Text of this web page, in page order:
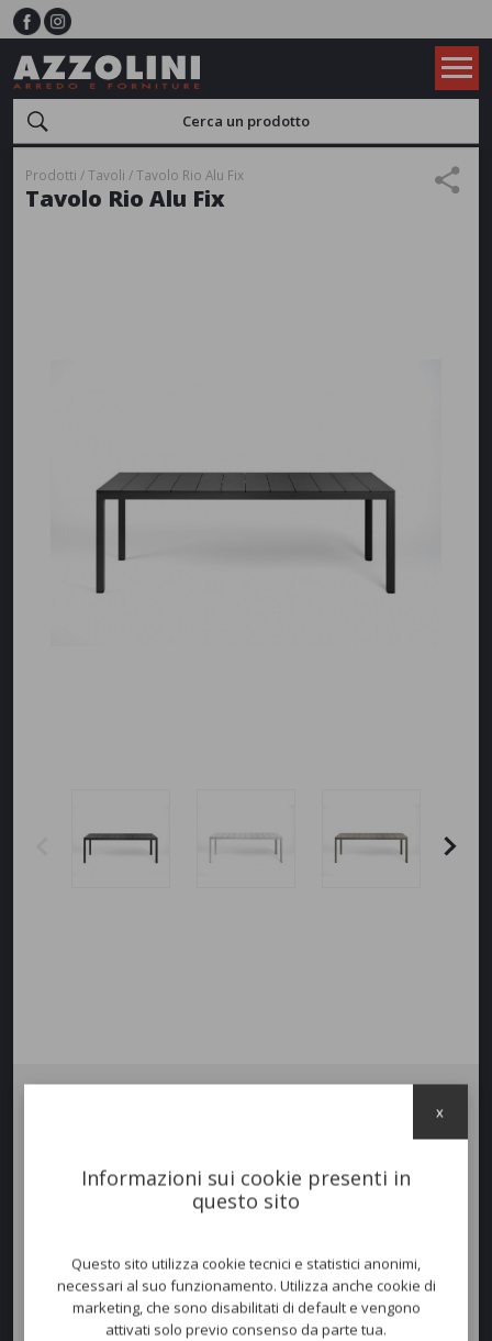
Prodotti Tavoli Tavolo Rio Alu Fix
Tavolo Rio Alu Fix
verniciato dalla texture righettata e struttura anch’essa in alluminio
verniciato. Una spiccata personalità dai rigorosi toni architetturali e
dall’aspetto materico.
Colori disponibili
Informazioni sui cookie presenti in
questo sito
Questo sito utilizza cookie tecnici e statistici anonimi,
necessari al suo funzionamento. Utilizza anche cookie di
marketing, che sono disabilitati di default e vengono
attivati solo previo consenso da parte tua.
x